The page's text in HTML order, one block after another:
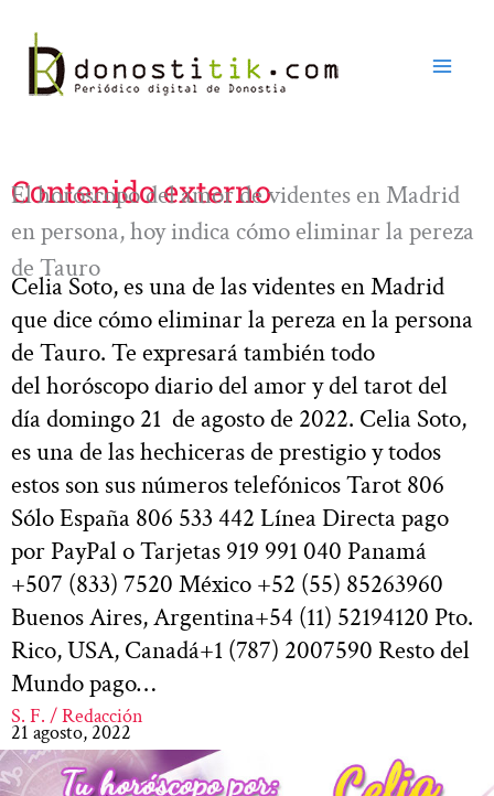
contenido
Contenido externo
El horóscopo del amor de videntes en Madrid
en persona, hoy indica cómo eliminar la pereza
de Tauro
Celia Soto, es una de las videntes en Madrid
que dice cómo eliminar la pereza en la persona
de Tauro. Te expresará también todo
del horóscopo diario del amor y del tarot del
día domingo 21 de agosto de 2022. Celia Soto,
es una de las hechiceras de prestigio y todos
estos son sus números telefónicos Tarot 806
Sólo España 806 533 442 Línea Directa pago
por PayPal o Tarjetas 919 991 040 Panamá
+507 (833) 7520 México +52 (55) 85263960
Buenos Aires, Argentina+54 (11) 52194120 Pto.
Rico, USA, Canadá+1 (787) 2007590 Resto del
Mundo pago…
S. F. / Redacción
21 agosto, 2022